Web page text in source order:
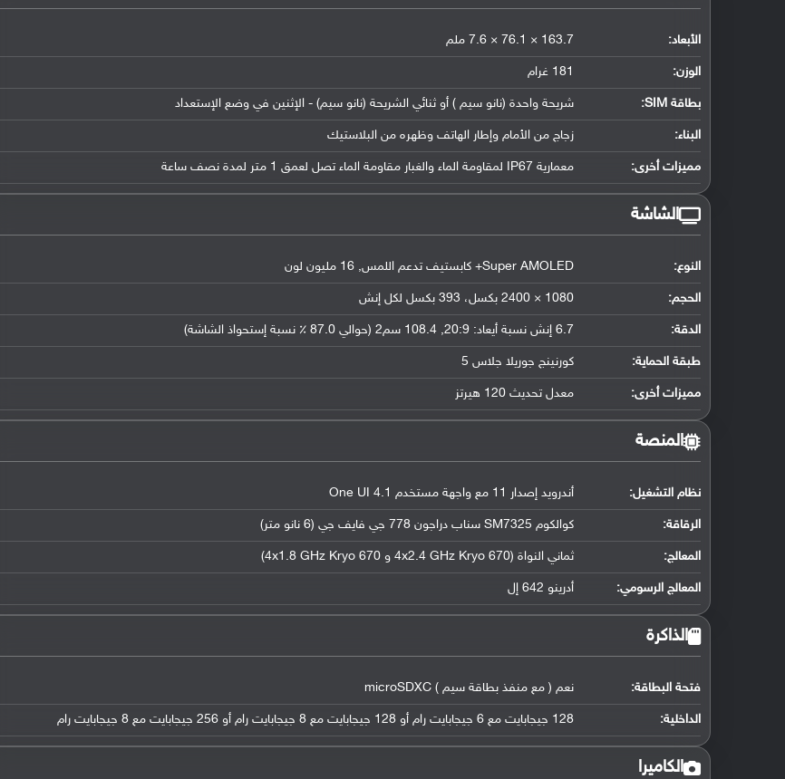
الأبعاد: 163.7 × 76.1 × 7.6 ملم
الوزن: 181 غرام
بطاقة SIM: شريحة واحدة (نانو سيم ) أو ثنائي الشريحة (نانو سيم) - الإثنين في وضع الإستعداد
البناء: زجاج من الأمام وإطار الهاتف وظهره من البلاستيك
مميزات أخرى: معمارية IP67 لمقاومة الماء والغبار مقاومة الماء تصل لعمق 1 متر لمدة نصف ساعة
الشاشة
النوع: Super AMOLED+ كابستيف تدعم اللمس, 16 مليون لون
الحجم: 1080 × 2400 بكسل، 393 بكسل لكل إنش
الدقة: 6.7 إنش نسبة أيعاد: 20:9, 108.4 سم2 (حوالي 87.0 ٪ نسبة إستحواذ الشاشة)
طبقة الحماية: كورنينج جوريلا جلاس 5
مميزات أخرى: معدل تحديث 120 هيرتز
المنصة
نظام التشغيل: أندرويد إصدار 11 مع واجهة مستخدم One UI 4.1
الرقاقة: كوالكوم SM7325 سناب دراجون 778 جي فايف جي (6 نانو متر)
المعالج: ثماني النواة (4x2.4 GHz Kryo 670 و 4x1.8 GHz Kryo 670)
المعالج الرسومي: أدرينو 642 إل
الذاكرة
فتحة البطاقة: نعم ( مع منفذ بطاقة سيم ) microSDXC
الداخلية: 128 جيجابايت مع 6 جيجابايت رام أو 128 جيجابايت مع 8 جيجابايت رام أو 256 جيجابايت مع 8 جيجابايت رام
الكاميرا